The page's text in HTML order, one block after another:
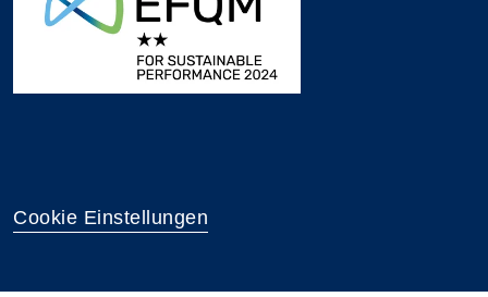
Cookie Einstellungen